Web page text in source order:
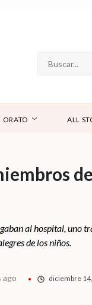
ORATO ALL
al hospital, uno
de los niños.
ago diciembre